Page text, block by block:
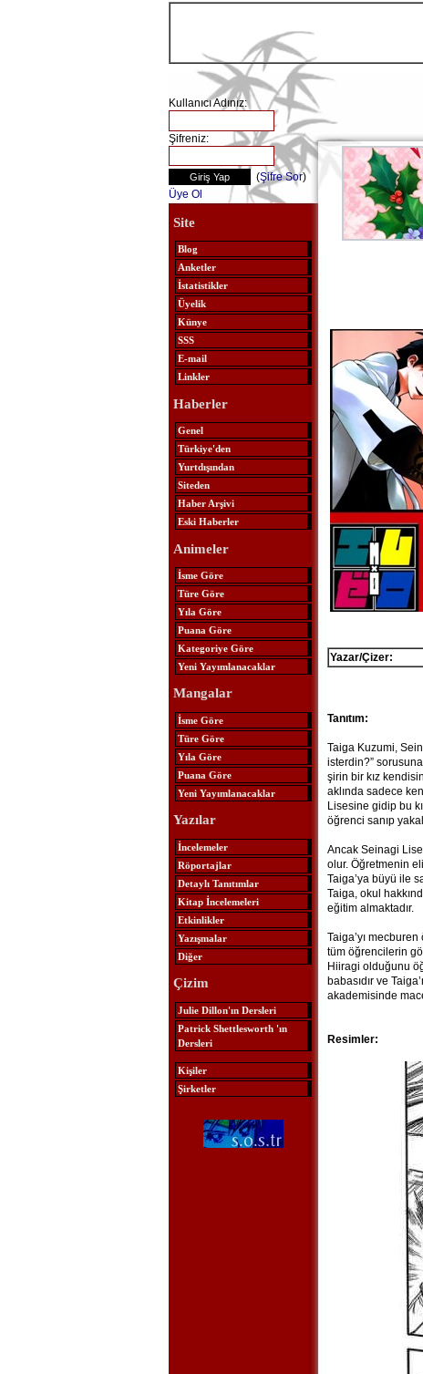
Kullanıcı Adınız:
Şifreniz:
(Şifre Sor)
Üye Ol
Site
Blog
Anketler
İstatistikler
Üyelik
Künye
SSS
E-mail
Linkler
Haberler
Genel
Türkiye'den
Yurtdışından
Siteden
Haber Arşivi
Eski Haberler
Animeler
İsme Göre
Türe Göre
Yıla Göre
Puana Göre
Kategoriye Göre
Yeni Yayımlanacaklar
Mangalar
İsme Göre
Türe Göre
Yıla Göre
Puana Göre
Yeni Yayımlanacaklar
Yazılar
İncelemeler
Röportajlar
Detaylı Tanıtımlar
Kitap İncelemeleri
Etkinlikler
Yazışmalar
Diğer
Çizim
Julie Dillon'ın Dersleri
Patrick Shettlesworth 'ın
Dersleri
Kişiler
Şirketler
Yazar/Çizer:
Tanıtım:
Taiga Kuzumi,
isterdin?”
şirin bir kız
aklında sadece
Lisesine gidip bu
öğrenci sanıp
Ancak Seinagi
olur. Öğretmenin
Taiga’ya büyü ile
Taiga, okul
eğitim almaktadır.
Taiga’yı
tüm öğrencilerin
Hiiragi olduğunu
babasıdır ve
akademisinde
Resimler: